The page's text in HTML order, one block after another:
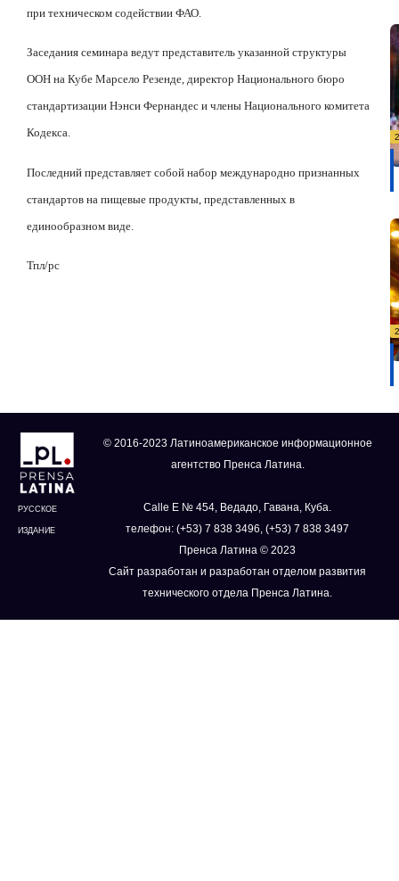
при техническом содействии ФАО.
Заседания семинара ведут представитель указанной структуры
ООН на Кубе Марсело Резенде, директор Национального бюро
стандартизации Нэнси Фернандес и члены Национального комитета
Кодекса.
Последний представляет собой набор международно признанных
стандартов на пищевые продукты, представленных в
единообразном виде.
Тпл/рс
РУССКОЕ
ИЗДАНИЕ
© 2016-2023 Латиноамериканское информационное
агентство Пренса Латина.
Calle E № 454, Ведадо, Гавана, Куба.
телефон: (+53) 7 838 3496, (+53) 7 838 3497
Пренса Латина © 2023
Сайт разработан и разработан отделом развития
технического отдела Пренса Латина.